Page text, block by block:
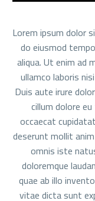
Lorem ipsum dolor
do eiusmod
aliqua. Ut enim ad
ullamco laboris
Duis aute irure
cillum dolore
occaecat
deserunt mollit
omnis iste
doloremque
quae ab illo
vitae dicta sunt